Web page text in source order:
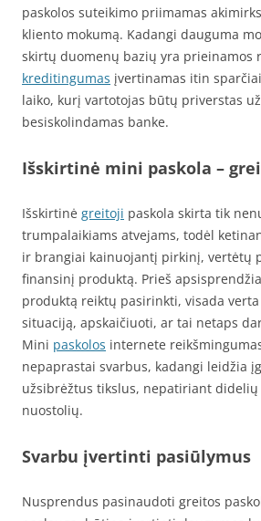
paskolos suteikimo priimamas
kliento mokumą. Kadangi dauguma
skirtų duomenų bazių yra prieinamos
kreditingumas įvertinamas itin
laiko, kurį vartotojas būtų priverstas
besiskolindamas banke.
Išskirtinė mini paskola –
Išskirtinė greitoji paskola skirta tik
trumpalaikiams atvejams, todėl
ir brangiai kainuojantį pirkinį, vertėtų
finansinį produktą. Prieš
produktą reiktų pasirinkti, visada
situaciją, apskaičiuoti, ar tai netaps
Mini paskolos internete
nepaprastai svarbus, kadangi leidžia
užsibrėžtus tikslus, nepatiriant
nuostolių.
Svarbu įvertinti pasiūlymus
Nusprendus pasinaudoti greitos